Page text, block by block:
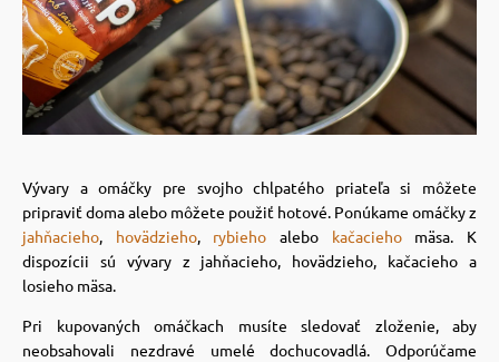
so psom
poukazy
Vývary a omáčky pre svojho chlpatého priateľa si môžete
pripraviť doma alebo môžete použiť hotové. Ponúkame omáčky z
jahňacieho, hovädzieho, rybieho alebo kačaciehomäsa. K
dispozícii sú vývary z jahňacieho, hovädzieho, kačacieho a
losieho mäsa.
Pri kupovaných omáčkach musíte sledovať zloženie, aby
neobsahovali nezdravé umelé dochucovadlá. Odporúčame